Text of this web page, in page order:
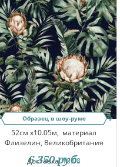
Образец в шоу-руме
52см x10.05м, материал
Флизелин, Великобритания
Доставка:10.08
6 350 руб.